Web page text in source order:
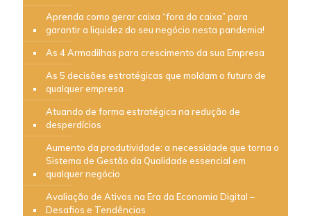
Aprenda como gerar caixa “fora da caixa” para
garantir a liquidez do seu negócio nesta pandemia!
As 4 Armadilhas para crescimento da sua Empresa
As 5 decisões estratégicas que moldam o futuro de
qualquer empresa
Atuando de forma estratégica na redução de
desperdícios
Aumento da produtividade: a necessidade que torna o
Sistema de Gestão da Qualidade essencial em
qualquer negócio
Avaliação de Ativos na Era da Economia Digital –
Desafios e Tendências